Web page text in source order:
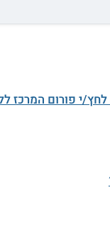
י פורום המרכז